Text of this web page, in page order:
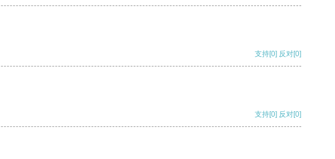
支持[0] 反对[0]
支持[0] 反对[0]